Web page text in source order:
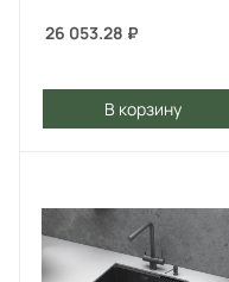
26 053.28 ₽
В корзину